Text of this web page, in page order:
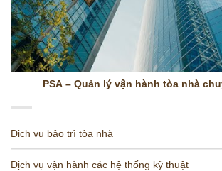
PSA – Quản lý vận hành tòa nhà
Dịch vụ bảo trì tòa nhà
Dịch vụ vận hành các hệ thống kỹ thuật